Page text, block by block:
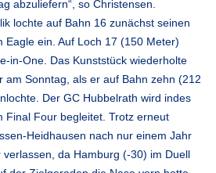
abzuliefern“, so Christensen.
lochte auf Bahn 16 zunächst seinen
Eagle ein. Auf Loch 17 (150 Meter)
in-One. Das Kunststück wiederholte
am Sonntag, als er auf Bahn zehn (212
Der GC Hubbelrath wird indes
Final Four begleitet. Trotz erneut
Heidhausen nach nur einem Jahr
da Hamburg (-30) im Duell